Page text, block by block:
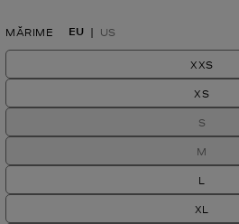
MĂRIME EU US
XXS
XS
S
M
L
XL